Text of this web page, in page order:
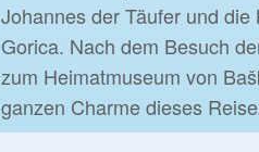
Johannes der Täufer und
Gorica. Nach dem Besuch
zum Heimatmuseum von
ganzen Charme dieses